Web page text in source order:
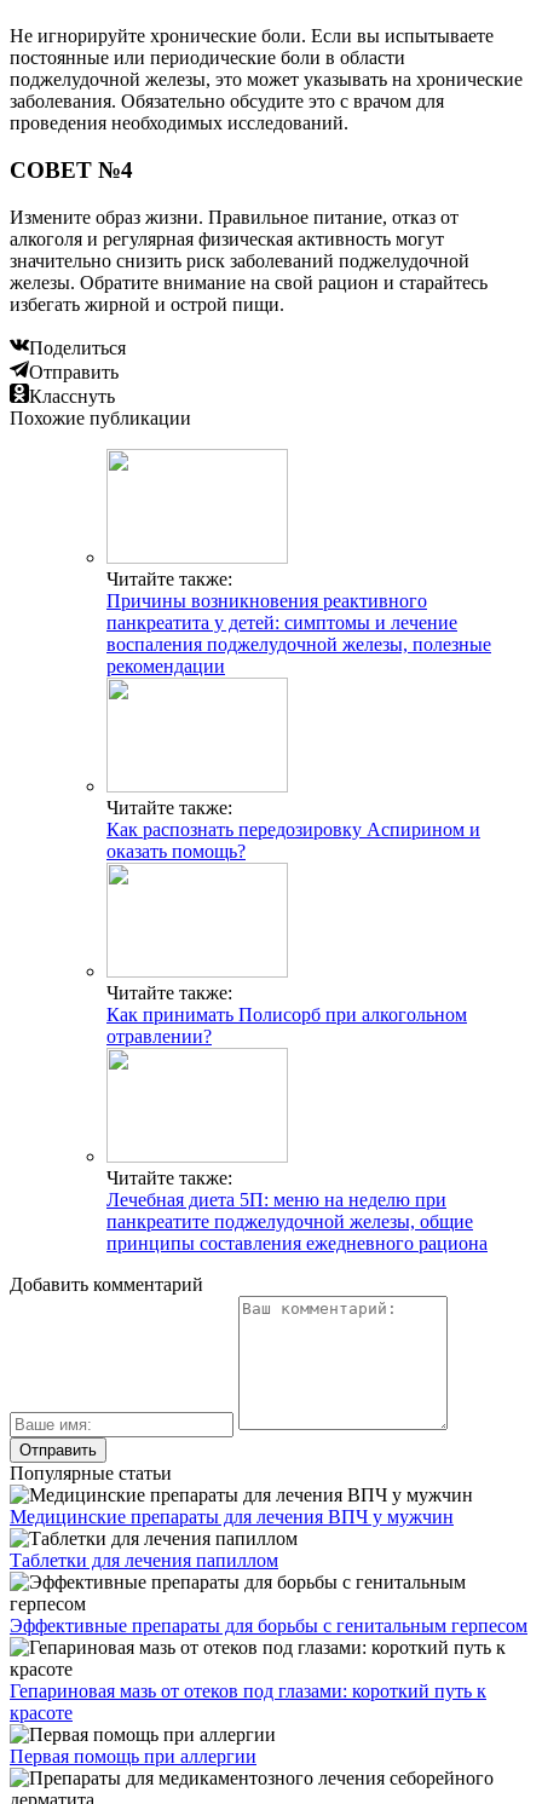
Не игнорируйте хронические боли. Если вы испытываете
постоянные или периодические боли в области
поджелудочной железы, это может указывать на хронические
заболевания. Обязательно обсудите это с врачом для
проведения необходимых исследований.
СОВЕТ №4
Измените образ жизни. Правильное питание, отказ от
алкоголя и регулярная физическая активность могут
значительно снизить риск заболеваний поджелудочной
железы. Обратите внимание на свой рацион и старайтесь
избегать жирной и острой пищи.
Поделиться
Отправить
Класснуть
Похожие публикации
Читайте также:
Причины возникновения реактивного
панкреатита у детей: симптомы и лечение
воспаления поджелудочной железы, полезные
рекомендации
Читайте также:
Как распознать передозировку Аспирином и
оказать помощь?
Читайте также:
Как принимать Полисорб при алкогольном
отравлении?
Читайте также:
Лечебная диета 5П: меню на неделю при
панкреатите поджелудочной железы, общие
принципы составления ежедневного рациона
Добавить комментарий
Популярные статьи
Медицинские препараты для лечения ВПЧ у мужчин
Таблетки для лечения папиллом
Эффективные препараты для борьбы с генитальным герпесом
Гепариновая мазь от отеков под глазами: короткий путь к
красоте
Первая помощь при аллергии